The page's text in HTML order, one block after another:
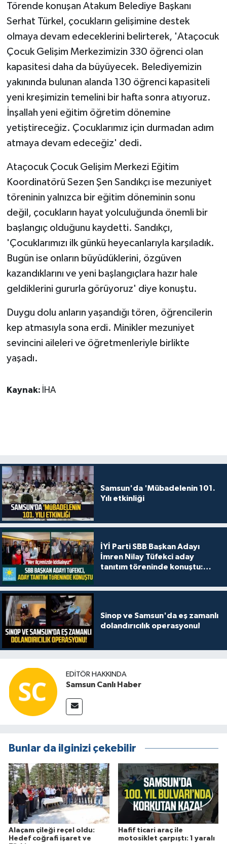
Törende konuşan Atakum Belediye Başkanı
Serhat Türkel, çocukların gelişimine destek
olmaya devam edeceklerini belirterek, 'Ataçocuk
Çocuk Gelişim Merkezimizin 330 öğrenci olan
kapasitesi daha da büyüyecek. Belediyemizin
yakınında bulunan alanda 130 öğrenci kapasiteli
yeni kreşimizin temelini bir hafta sonra atıyoruz.
İnşallah yeni eğitim öğretim dönemine
yetiştireceğiz. Çocuklarımız için durmadan adım
atmaya devam edeceğiz' dedi.
Ataçocuk Çocuk Gelişim Merkezi Eğitim
Koordinatörü Sezen Şen Sandıkçı ise mezuniyet
töreninin yalnızca bir eğitim döneminin sonu
değil, çocukların hayat yolculuğunda önemli bir
başlangıç olduğunu kaydetti. Sandıkçı,
'Çocuklarımızı ilk günkü heyecanlarıyla karşıladık.
Bugün ise onların büyüdüklerini, özgüven
kazandıklarını ve yeni başlangıçlara hazır hale
geldiklerini gururla görüyoruz' diye konuştu.
Duygu dolu anların yaşandığı tören, öğrencilerin
kep atmasıyla sona erdi. Minikler mezuniyet
sevincini aileleri ve öğretmenleriyle birlikte
yaşadı.
Kaynak: İHA
Samsun'da 'Mübadelenin 101.
Yılı etkinliği
İYİ Parti SBB Başkan Adayı
İmren Nilay Tüfekci aday
tanıtım töreninde konuştu:
Sinop ve Samsun'da eş zamanlı
dolandırıcılık operasyonu!
EDITÖR HAKKINDA
Samsun Canlı Haber
Bunlar da ilginizi çekebilir
Alaçam çileği reçel oldu:
Hedef coğrafi işaret ve
Hafif ticari araç ile
motosiklet çarpıştı: 1 yaralı